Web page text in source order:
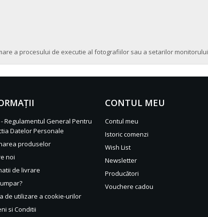
a procesului de executie al fotografiilor sau a setarilor
- Regulamentul General Pentru
Datelor Personale
produselor
noi
de livrare
de utilizare a cookie-urilor
si Conditii
CONTUL MEU
Contul meu
Istoric comenzi
Wish List
Newsletter
Producători
Vouchere cadou